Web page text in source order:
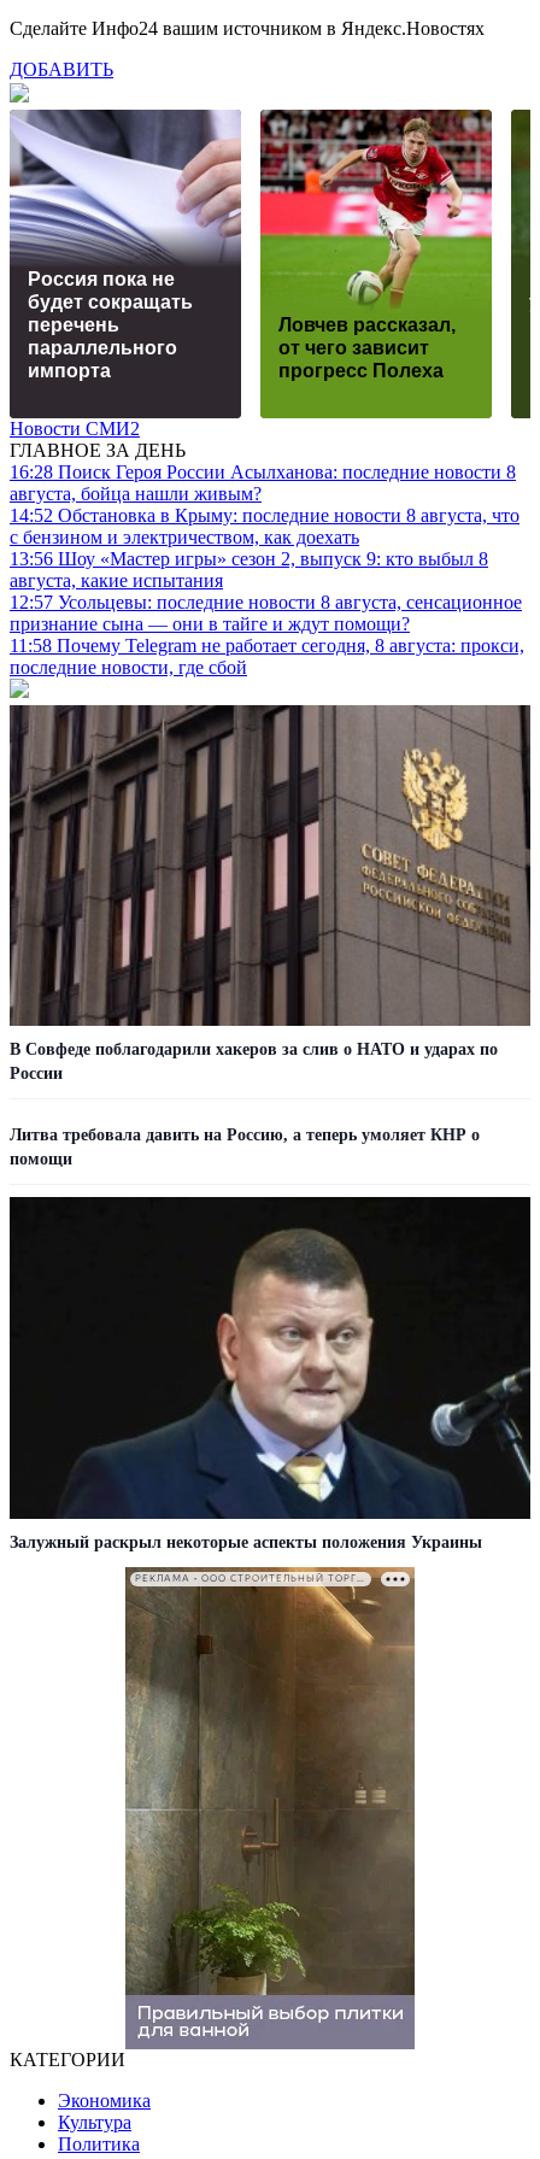
Сделайте Инфо24 вашим источником в Яндекс.Новостях
ДОБАВИТЬ
Россия пока не
будет сокращать
перечень
параллельного
импорта
Ловчев рассказал,
от чего зависит
прогресс Полеха
Новости СМИ2
ГЛАВНОЕ ЗА ДЕНЬ
16:28 Поиск Героя России Асылханова: последние новости 8
августа, бойца нашли живым?
14:52 Обстановка в Крыму: последние новости 8 августа, что
с бензином и электричеством, как доехать
13:56 Шоу «Мастер игры» сезон 2, выпуск 9: кто выбыл 8
августа, какие испытания
12:57 Усольцевы: последние новости 8 августа, сенсационное
признание сына — они в тайге и ждут помощи?
11:58 Почему Telegram не работает сегодня, 8 августа: прокси,
последние новости, где сбой
В Совфеде поблагодарили хакеров за слив о НАТО и ударах по
России
Литва требовала давить на Россию, а теперь умоляет КНР о
помощи
Залужный раскрыл некоторые аспекты положения Украины
РЕКЛАМА • ООО СТРОИТЕЛЬНЫЙ ТОРГОВЫЙ ДОМ «ПЕТРОВИЧ». ИНН: 7802348846
КАТЕГОРИИ
Экономика
Культура
Политика